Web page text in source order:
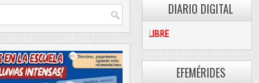
DIARIO DIGITAL
EFEMÉRIDES